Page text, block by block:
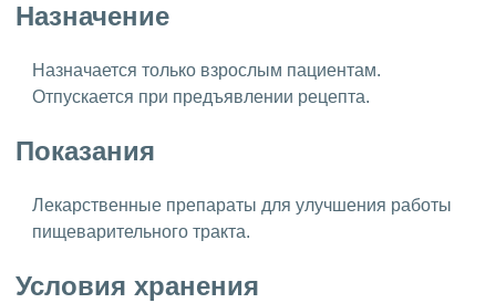
Назначение
Назначается только взрослым пациентам.
Отпускается при предъявлении рецепта.
Показания
Лекарственные препараты для улучшения работы
пищеварительного тракта.
Условия хранения